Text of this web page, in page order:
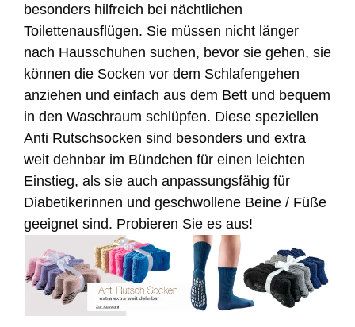
besonders hilfreich bei nächtlichen
Toilettenausflügen. Sie müssen nicht länger
nach Hausschuhen suchen, bevor sie gehen, sie
können die Socken vor dem Schlafengehen
anziehen und einfach aus dem Bett und bequem
in den Waschraum schlüpfen. Diese speziellen
Anti Rutschsocken sind besonders und extra
weit dehnbar im Bündchen für einen leichten
Einstieg, als sie auch anpassungsfähig für
Diabetikerinnen und geschwollene Beine / Füße
geeignet sind. Probieren Sie es aus!